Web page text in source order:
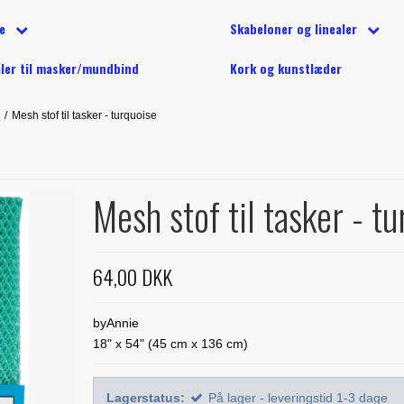
stryg
- 1000 m
Undertråd på spole
fra Sew Kind of Wonderful
Skabeloner og linealer
Alle skabeloner og linealer
Linealer
til masker/mundbind Kork og kunstlæder
/ Mesh stof til tasker - turquoise
Mesh stof til tasker -
64,00 DKK
byAnnie
18" x 54" (45 cm x 136 cm)
Lagerstatus: På lager - leveringstid 1-3 dage